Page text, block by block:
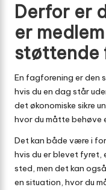
Derfor er
er
støttende
En fagforening er den
hvis du en dag står
det økonomiske sikre
hvor du måtte behøve
Det kan både være i
hvis du er blevet fyret,
sted, men det kan
en situation, hvor du